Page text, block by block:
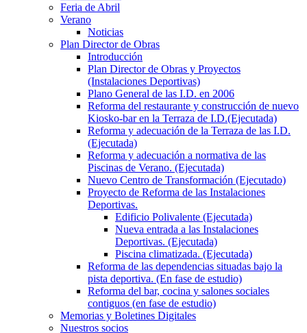
Feria de Abril
Verano
Noticias
Plan Director de Obras
Introducción
Plan Director de Obras y Proyectos
(Instalaciones Deportivas)
Plano General de las I.D. en 2006
Reforma del restaurante y construcción de nuevo
Kiosko-bar en la Terraza de I.D.(Ejecutada)
Reforma y adecuación de la Terraza de las I.D.
(Ejecutada)
Reforma y adecuación a normativa de las
Piscinas de Verano. (Ejecutada)
Nuevo Centro de Transformación (Ejecutado)
Proyecto de Reforma de las Instalaciones
Deportivas.
Edificio Polivalente (Ejecutada)
Nueva entrada a las Instalaciones
Deportivas. (Ejecutada)
Piscina climatizada. (Ejecutada)
Reforma de las dependencias situadas bajo la
pista deportiva. (En fase de estudio)
Reforma del bar, cocina y salones sociales
contiguos (en fase de estudio)
Memorias y Boletines Digitales
Nuestros socios